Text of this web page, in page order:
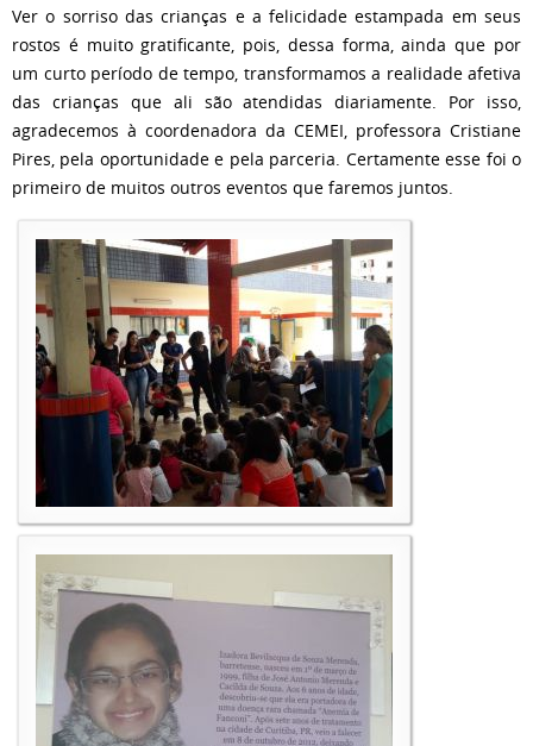
Ver o sorriso das crianças e a felicidade estampada em seus
rostos é muito gratificante, pois, dessa forma, ainda que por
um curto período de tempo, transformamos a realidade afetiva
das crianças que ali são atendidas diariamente. Por isso,
agradecemos à coordenadora da CEMEI, professora Cristiane
Pires, pela oportunidade e pela parceria. Certamente esse foi o
primeiro de muitos outros eventos que faremos juntos.